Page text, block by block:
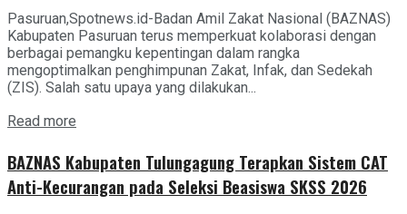
Pasuruan,Spotnews.id-Badan Amil Zakat Nasional (BAZNAS)
Kabupaten Pasuruan terus memperkuat kolaborasi dengan
berbagai pemangku kepentingan dalam rangka
mengoptimalkan penghimpunan Zakat, Infak, dan Sedekah
(ZIS). Salah satu upaya yang dilakukan...
Read more
BAZNAS Kabupaten Tulungagung Terapkan Sistem CAT
Anti-Kecurangan pada Seleksi Beasiswa SKSS 2026